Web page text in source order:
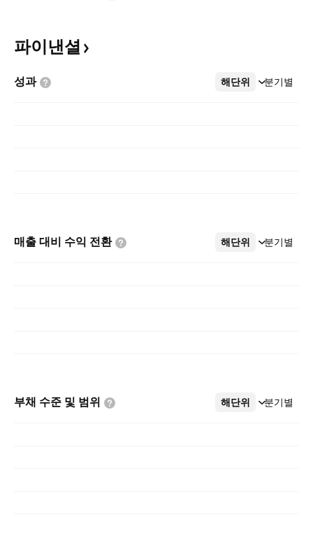
파이낸셜
성과 해단위 분기별
더보기
매출 대비 수익 전환 해단위 분기별
더보기
부채 수준 및 범위 해단위 분기별
더보기